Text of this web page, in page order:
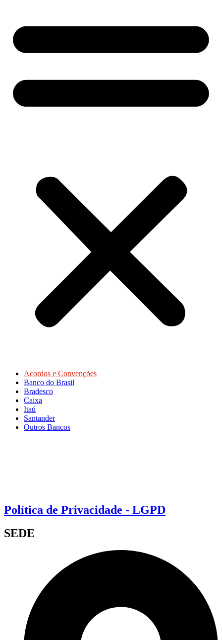
Acordos e Convenções
Banco do Brasil
Bradesco
Caixa
Itaú
Santander
Outros Bancos
Política de Privacidade - LGPD
SEDE